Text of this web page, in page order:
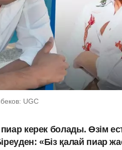
UGC
пиар керек болады. Өзім
«Біз қалай пиар